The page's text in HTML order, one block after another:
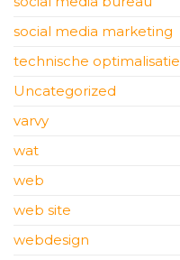
social media marketing
technische optimalisatie
Uncategorized
varvy
wat
web
web site
webdesign